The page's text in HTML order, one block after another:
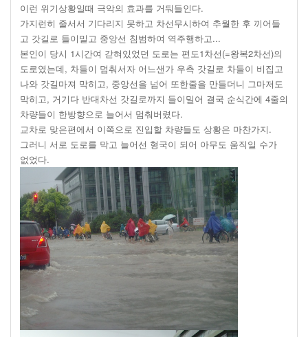
이런 위기상황일때 극악의 효과를 거둬들인다.
가지런히 줄서서 기다리지 못하고 차선무시하여 추월한 후 끼어들
고 갓길로 들이밀고 중앙선 침범하여 역주행하고...
본인이 당시 1시간여 갇혀있었던 도로는 편도1차선(=왕복2차선)의
도로였는데, 차들이 멈춰서자 어느샌가 우측 갓길로 차들이 비집고
나와 갓길마져 막히고, 중앙선을 넘어 또한줄을 만들더니 그마저도
막히고, 거기다 반대차선 갓길로까지 들이밀어 결국 순식간에 4줄의
차량들이 한방향으로 늘어서 멈춰버렸다.
교차로 맞은편에서 이쪽으로 진입할 차량들도 상황은 마찬가지.
그러니 서로 도로를 막고 늘어선 형국이 되어 아무도 움직일 수가
없었다.